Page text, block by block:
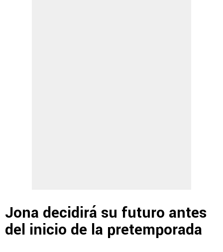
Jona decidirá su futuro antes
del inicio de la pretemporada